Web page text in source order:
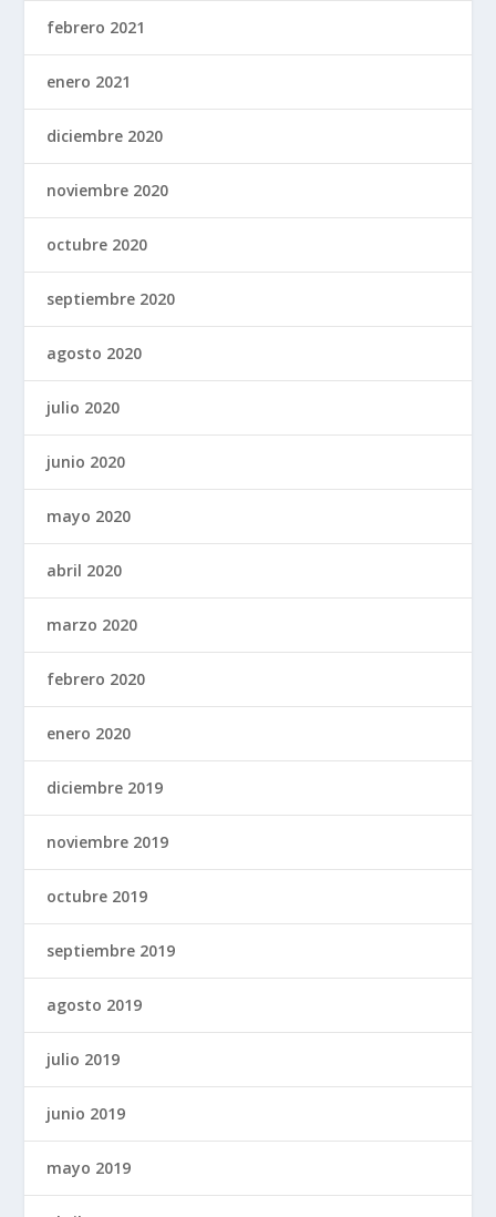
febrero 2021
enero 2021
diciembre 2020
noviembre 2020
octubre 2020
septiembre 2020
agosto 2020
julio 2020
junio 2020
mayo 2020
abril 2020
marzo 2020
febrero 2020
enero 2020
diciembre 2019
noviembre 2019
octubre 2019
septiembre 2019
agosto 2019
julio 2019
junio 2019
mayo 2019